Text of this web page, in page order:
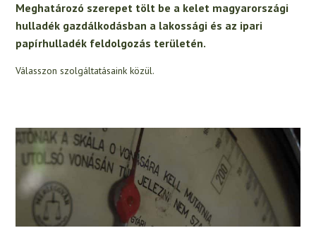
Meghatározó szerepet tölt be a kelet magyarországi
hulladék gazdálkodásban a lakossági és az ipari
papírhulladék feldolgozás területén.
Válasszon szolgáltatásaink közül.